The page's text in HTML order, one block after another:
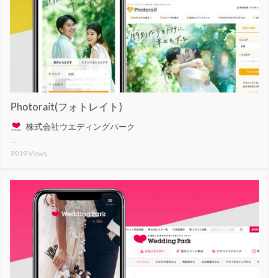
Photorait(フォトレイト)
株式会社ウエディングパーク
8919Views